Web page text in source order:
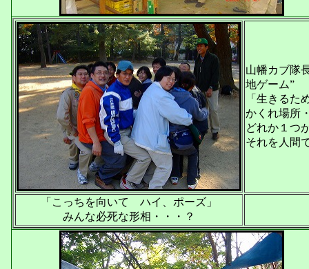
山幡カブ隊
地ゲーム”
「生きるた
かくれ場所
どれか１つ
それを人間
「こっちを向いて ハイ、ポーズ」
みんな必死な形相・・・？